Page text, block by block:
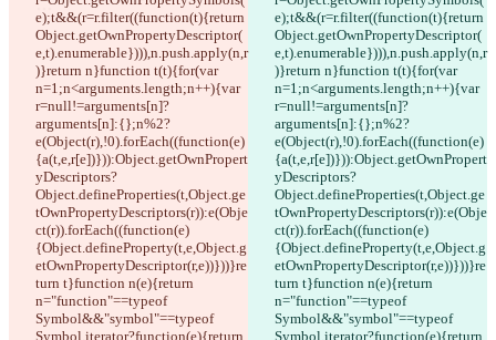
© 2026 Checker Software Inc.
संपर्क करें
CLI
शर्तें
गोपनीयता नीति
API
iManage
English
Deutsch
Español
Français
हिन्दी
Italiano
日本語
Português
简体中文
繁體中文